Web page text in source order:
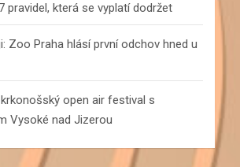
pravidel, která se vyplatí dodržet
Zoo Praha hlásí první odchov hned u
open air festival s
Vysoké nad Jizerou